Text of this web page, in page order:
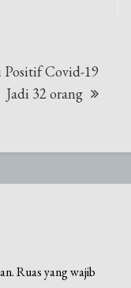
Positif Covid-19
Jadi 32 orang
Ruas yang wajib